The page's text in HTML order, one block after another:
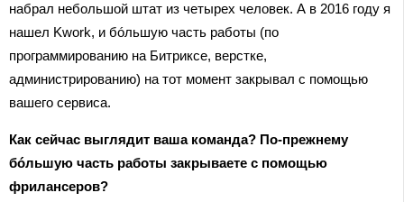
набрал небольшой штат из четырех человек. А в 2016 году я
нашел Kwork, и бóльшую часть работы (по
программированию на Битриксе, верстке,
администрированию) на тот момент закрывал с помощью
вашего сервиса.
Как сейчас выглядит ваша команда? По-прежнему
бóльшую часть работы закрываете с помощью
фрилансеров?